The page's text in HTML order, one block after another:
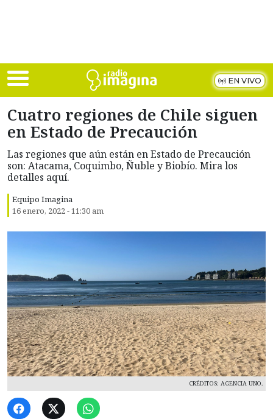
EN VIVO
Cuatro regiones de Chile siguen
en Estado de Precaución
Las regiones que aún están en Estado de Precaución
son: Atacama, Coquimbo, Ñuble y Biobío. Mira los
detalles aquí.
Equipo Imagina
16 enero, 2022 - 11:30 am
CRÉDITOS: AGENCIA UNO.